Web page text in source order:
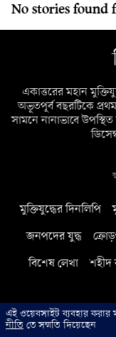
এই ওয়েবসাইট ব্যবহার
নীতি তে সম্মতি দিয়েছেন
No stories found
একাত্তরের মহান
অভূতপূর্ব বছরটিকে
সামনে নানাভাবে
মুক্তিযুদ্ধের দিনলিপি
জনপদের যুদ্ধ
বিশেষ লেখা
শহীদ